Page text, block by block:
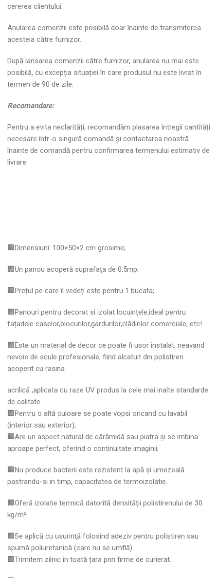
cererea clientului.
Anularea comenzii este posibilă doar înainte de transmiterea
acesteia către furnizor.
După lansarea comenzii către furnizor, anularea nu mai este
posibilă, cu excepția situației în care produsul nu este livrat în
termen de 90 de zile.
Recomandare:
Pentru a evita neclarități, recomandăm plasarea întregii cantități
necesare într-o singură comandă și contactarea noastră
înainte de comandă pentru confirmarea termenului estimativ de
livrare.
🏢Dimensiuni: 100×50×2 cm grosime;
🏢Un panou acoperă suprafața de 0,5mp;
🏢Prețul pe care îl vedeți este pentru 1 bucata;
🏢Panouri pentru decorat si izolat locuințele,ideal pentru
fațadele caselor,blocurilor,gardurilor,clădirilor comerciale, etc!
🏢Este un material de decor ce poate fi usor instalat, neavand
nevoie de scule profesionale, fiind alcatuit din polistiren
acoperit cu rasina
acrilică ,aplicata cu raze UV produs la cele mai inalte standarde
de calitate.
🏢Pentru o altă culoare se poate vopsi oricand cu lavabil
(interior sau exterior);
🏢Are un aspect natural de cărămidă sau piatra și se imbina
aproape perfect, oferind o continuitate imaginii;
🏢Nu produce bacterii este rezistent la apă şi umezeală
pastrandu-si in timp, capacitatea de termoizolatie.
🏢Oferă izolatie termică datorită densității polistirenului de 30
kg/m².
🏢Se aplică cu usurinţă folosind adeziv pentru polistiren sau
spumă poliuretanică (care nu se umflă).
🏢Trimitem zilnic în toată țara prin firme de curierat.